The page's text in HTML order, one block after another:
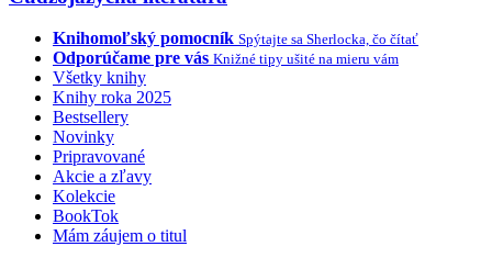
Knihomoľský pomocník Spýtajte sa Sherlocka, čo čítať
Odporúčame pre vás Knižné tipy ušité na mieru vám
Všetky knihy
Knihy roka 2025
Bestsellery
Novinky
Pripravované
Akcie a zľavy
Kolekcie
BookTok
Mám záujem o titul